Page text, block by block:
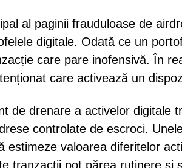
al paginii frauduloase de
digitale. Odată ce un
care pare inofensivă. În
care activează un
de drenare a activelor digitale
controlate de escroci.
estimeze valoarea diferitelor
tranzacții pot părea rutinere